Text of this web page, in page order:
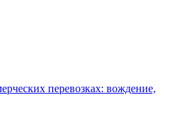
перевозках: вождение,